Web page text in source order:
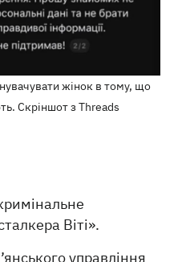
жінок в тому, що
Скріншот з Threads
Віті».
управління